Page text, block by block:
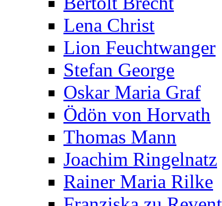
Lena Christ
Lion Feuchtwanger
Stefan George
Oskar Maria Graf
Ödön von Horvath
Thomas Mann
Joachim Ringelnatz
Rainer Maria Rilke